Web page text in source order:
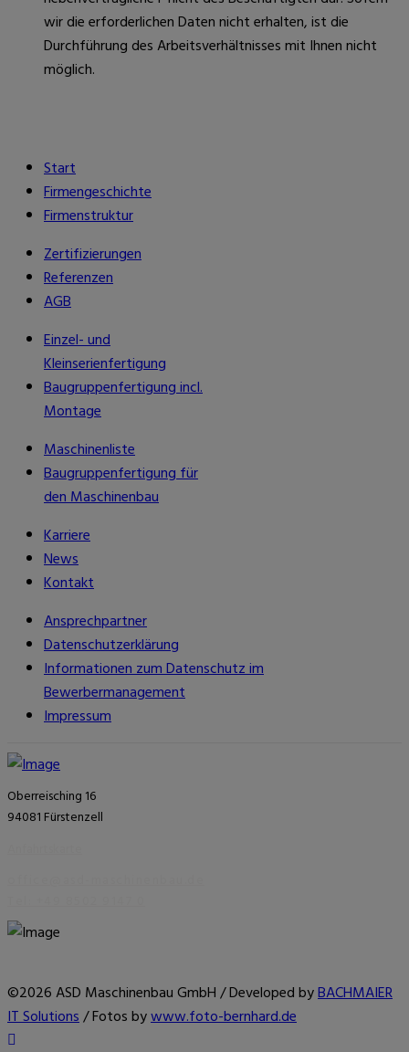
wir die erforderlichen Daten nicht erhalten, ist die
Durchführung des Arbeitsverhältnisses mit Ihnen nicht
möglich.
Start
Firmengeschichte
Firmenstruktur
Zertifizierungen
Referenzen
AGB
Einzel- und
Kleinserienfertigung
Baugruppenfertigung incl.
Montage
Maschinenliste
Baugruppenfertigung für
den Maschinenbau
Karriere
News
Kontakt
Ansprechpartner
Datenschutzerklärung
Informationen zum Datenschutz im
Bewerbermanagement
Impressum
Oberreisching 16
94081 Fürstenzell
©2026 ASD Maschinenbau GmbH /Developed byBACHMAIER
IT Solutions/ Fotos bywww.foto-bernhard.de